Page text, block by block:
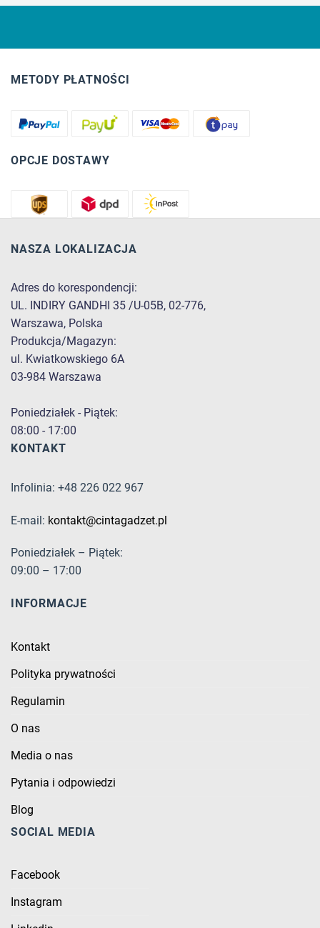
METODY PŁATNOŚCI
OPCJE DOSTAWY
NASZA LOKALIZACJA
Adres do korespondencji:
UL. INDIRY GANDHI 35 /U-05B, 02-776,
Warszawa, Polska
Produkcja/Magazyn:
ul. Kwiatkowskiego 6A
03-984 Warszawa
Poniedziałek - Piątek:
08:00 - 17:00
KONTAKT
Infolinia: +48 226 022 967
E-mail: kontakt@cintagadzet.pl
Poniedziałek – Piątek:
09:00 – 17:00
INFORMACJE
Kontakt
Polityka prywatności
Regulamin
O nas
Media o nas
Pytania i odpowiedzi
Blog
SOCIAL MEDIA
Facebook
Instagram